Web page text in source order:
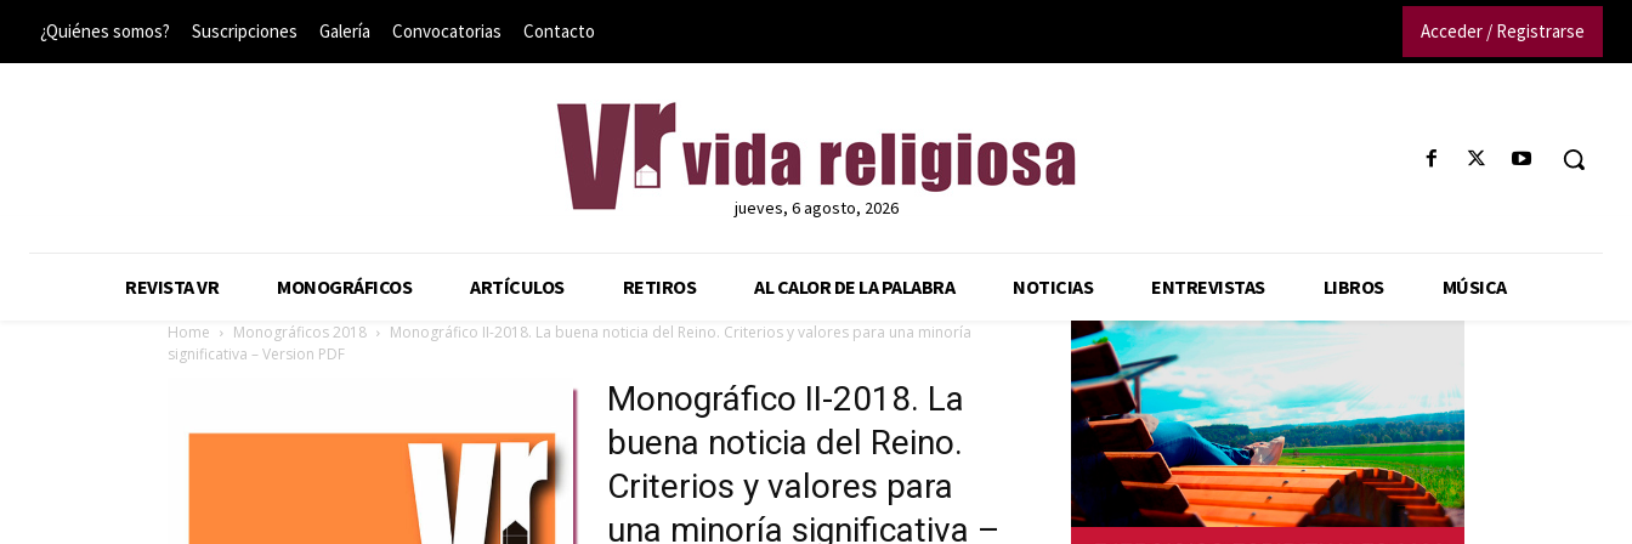
¿Quiénes somos? Suscripciones Galería Convocatorias Contacto Acceder / Registrarse
jueves, 6 agosto, 2026
REVISTA VR MONOGRÁFICOS ARTÍCULOS RETIROS AL CALOR DE LA PALABRA NOTICIAS ENTREVISTAS LIBROS MÚSICA
Home Monográficos 2018
Monográfico II-2018. La buena noticia del Reino. Criterios y valores para una minoría
significativa – Version PDF
Monográfico II-2018. La
buena noticia del Reino.
Criterios y valores para
una minoría significativa –